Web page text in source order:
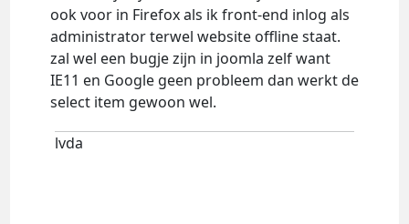
ook voor in Firefox als ik front-end inlog als
administrator terwel website offline staat.
zal wel een bugje zijn in joomla zelf want
IE11 en Google geen probleem dan werkt de
select item gewoon wel.
lvda